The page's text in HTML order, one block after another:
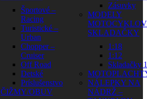
Športové –
Racing
Turistické –
Urban
Chopper –
Cruiser
Off Road
Detské
Príslušenstvo
ČIŽMY/OBUV
Zásuvky
MODELY
SKLADAČKY
1:18
1:12
Skladačky
NÁLEPKY NA
NÁDRŽ –